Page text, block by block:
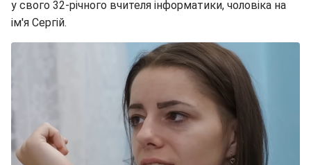
у свого 32-річного вчителя інформатики, чоловіка на
ім'я Сергій.